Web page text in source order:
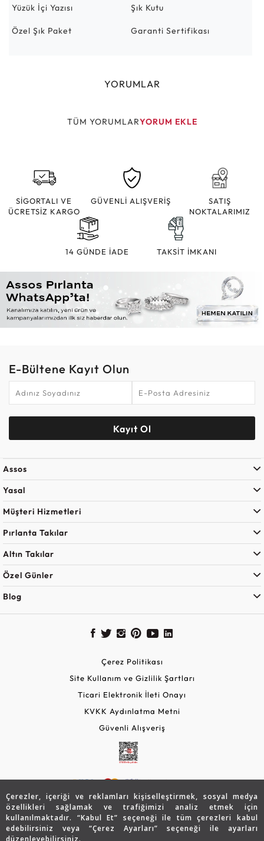
Çerezler, içeriği ve reklamları kişiselleştirmek, sosyal medya
özellikleri sağlamak ve trafiğimizi analiz etmek için
kullanılmaktadır. “Kabul Et” seçeneği ile tüm çerezleri kabul
edebilirsiniz veya “Çerez Ayarları” seçeneği ile ayarları
düzenleyebilirsiniz.
Yüzük İçi Yazısı Şık Kutu
Özel Şık Paket Garanti Sertifikası
YORUMLAR
TÜM YORUMLARYORUM EKLE
SİGORTALI VE
ÜCRETSİZ KARGO
GÜVENLİ ALIŞVERİŞ
SATIŞ
NOKTALARIMIZ
14 GÜNDE İADE TAKSİT İMKANI
E-Bültene Kayıt Olun
Kayıt Ol
Assos
Yasal
Müşteri Hizmetleri
Pırlanta Takılar
Altın Takılar
Özel Günler
Blog
© 2026 Assos Diamond
Çerez Politikası
Site Kullanım ve Gizlilik Şartları
Ticari Elektronik İleti Onayı
KVKK Aydınlatma Metni
Güvenli Alışveriş